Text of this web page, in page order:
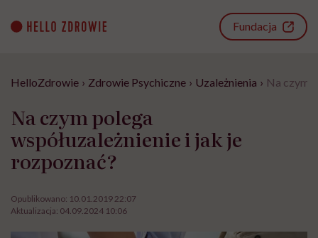
content
Fundacja
HelloZdrowie › Zdrowie Psychiczne › Uzależnienia › Na czym
Na czym polega
współuzależnienie i jak je
rozpoznać?
Opublikowano: 10.01.2019 22:07
Aktualizacja: 04.09.2024 10:06